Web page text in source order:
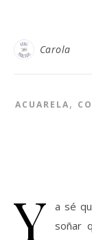
Carola
ACUARELA,
Y
a sé
soñar